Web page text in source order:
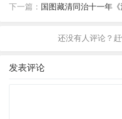
下一篇： 国图藏清同治十一年
发表评论